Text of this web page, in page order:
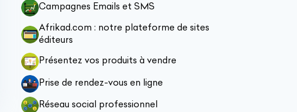
Campagnes Emails et SMS
Afrikad.com : notre plateforme de sites
éditeurs
Présentez vos produits à vendre
Prise de rendez-vous en ligne
Réseau social professionnel